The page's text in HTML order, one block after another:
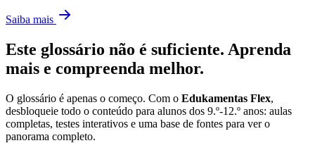
Saiba mais
Este glossário não é suficiente. Aprenda
mais e compreenda melhor.
O glossário é apenas o começo. Com o Edukamentas Flex,
desbloqueie todo o conteúdo para alunos dos 9.º-12.º anos: aulas
completas, testes interativos e uma base de fontes para ver o
panorama completo.